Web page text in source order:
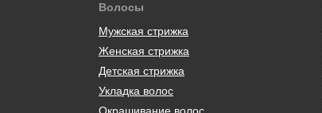
Волосы
Мужская стрижка
Женская стрижка
Детская стрижка
Укладка волос